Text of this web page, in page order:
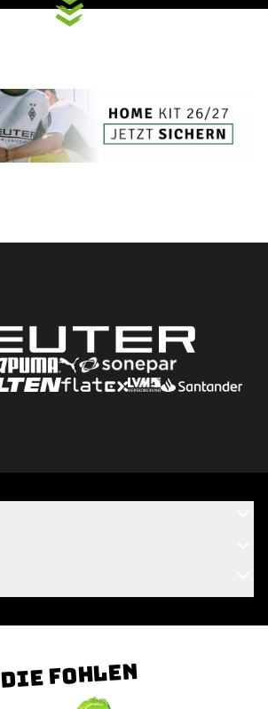
Die Fohlen